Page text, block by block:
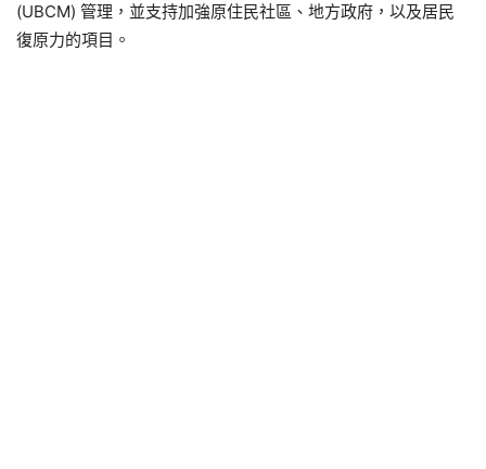
(UBCM) 管理，並支持加強原住民社區、地方政府，以及居民
復原力的項目。